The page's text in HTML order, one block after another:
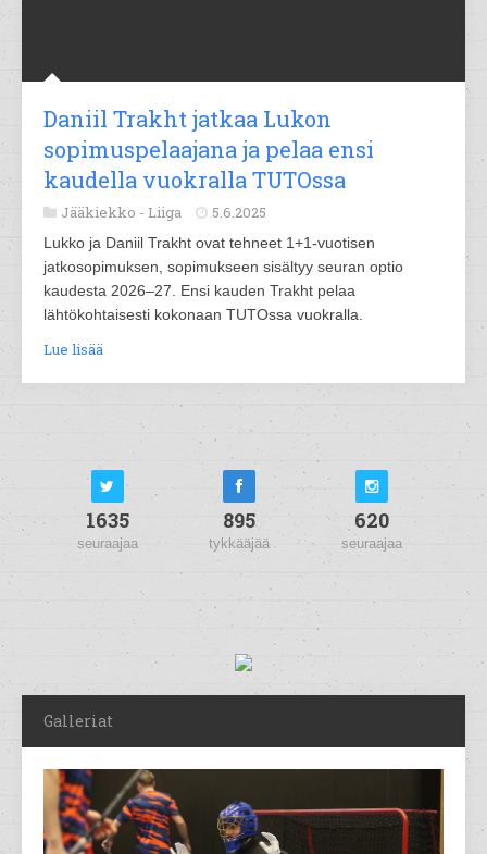
Daniil Trakht jatkaa Lukon
sopimuspelaajana ja pelaa ensi
kaudella vuokralla TUTOssa
Jääkiekko - Liiga 5.6.2025
Lukko ja Daniil Trakht ovat tehneet 1+1-vuotisen
jatkosopimuksen, sopimukseen sisältyy seuran optio
kaudesta 2026–27. Ensi kauden Trakht pelaa
lähtökohtaisesti kokonaan TUTOssa vuokralla.
Lue lisää
1635
seuraajaa
895
tykkääjää
620
seuraajaa
Galleriat